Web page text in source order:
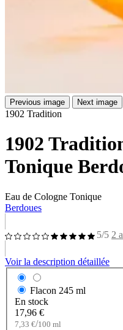
Previous image Next image
1902 Tradition
1902
Tonique
Eau de Cologne Tonique
Berdoues
5/5 2
Voir la description détaillée
Flacon 245 ml
En stock
17,96 €
7,33 €/100 ml